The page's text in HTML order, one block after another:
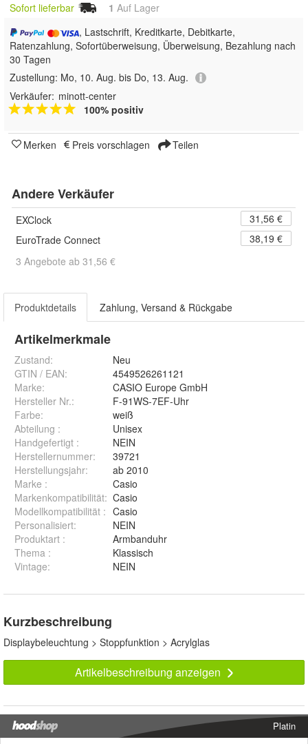
Sofort lieferbar 1 Auf Lager
, Lastschrift, Kreditkarte, Debitkarte,
Ratenzahlung, Sofortüberweisung, Überweisung, Bezahlung nach
30 Tagen
Zustellung: Mo, 10. Aug. bis Do, 13. Aug.
Verkäufer: minott-center
100% positiv
Merken Preis vorschlagen Teilen
Andere Verkäufer
EXClock
31,56 €
EuroTrade Connect
38,19 €
3 Angebote ab 31,56 €
Produktdetails Zahlung, Versand & Rückgabe
Artikelmerkmale
Zustand:
Neu
GTIN / EAN:
4549526261121
Marke:
CASIO Europe GmbH
Hersteller Nr.:
F-91WS-7EF-Uhr
Farbe:
weiß
Abteilung :
Unisex
Handgefertigt :
NEIN
Herstellernummer:
39721
Herstellungsjahr:
ab 2010
Marke :
Casio
Markenkompatibilität: Casio
Modellkompatibilität : Casio
Personalisiert:
NEIN
Produktart :
Armbanduhr
Thema :
Klassisch
Vintage: NEIN
Kurzbeschreibung
Displaybeleuchtung > Stoppfunktion > Acrylglas
Artikelbeschreibung anzeigen
Platin